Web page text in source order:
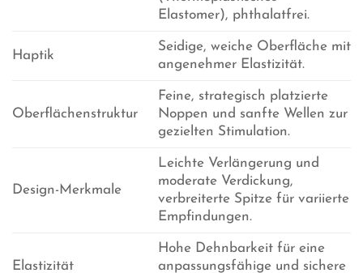
Elastomer), phthalatfrei.
Haptik
Seidige, weiche Oberfläche mit
angenehmer Elastizität.
Oberflächenstruktur
Feine, strategisch platzierte
Noppen und sanfte Wellen zur
gezielten Stimulation.
Design-Merkmale
Leichte Verlängerung und
moderate Verdickung,
verbreiterte Spitze für variierte
Empfindungen.
Elastizität
Hohe Dehnbarkeit für eine
anpassungsfähige und sichere